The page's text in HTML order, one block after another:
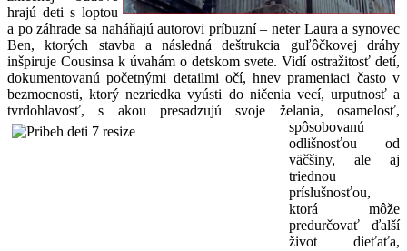
hrajú deti s loptou
a po záhrade sa naháňajú autorovi príbuzní – neter Laura a synovec
Ben, ktorých stavba a následná deštrukcia guľôčkovej dráhy
inšpiruje Cousinsa k úvahám o detskom svete. Vidí ostražitosť detí,
dokumentovanú početnými detailmi očí, hnev prameniaci často v
bezmocnosti, ktorý nezriedka vyústi do ničenia vecí, urputnosť a
tvrdohlavosť, s akou presadzujú svoje želania, osamelosť,
spôsobovanú
odlišnosťou od
väčšiny, ale aj
triednou
príslušnosťou,
ktorá môže
predurčovať ďalší
život dieťaťa,